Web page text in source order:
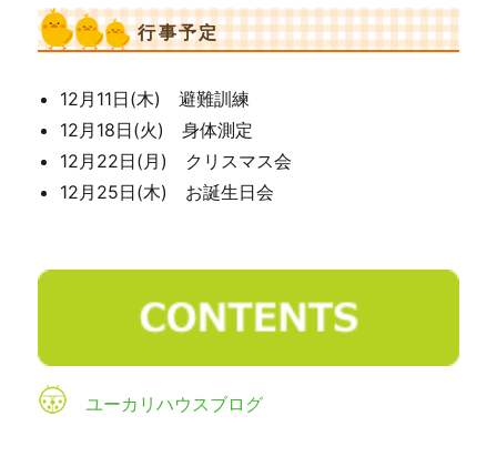
行事予定
12月11日(木) 避難訓練
12月18日(火) 身体測定
12月22日(月) クリスマス会
12月25日(木) お誕生日会
ユーカリハウスブログ